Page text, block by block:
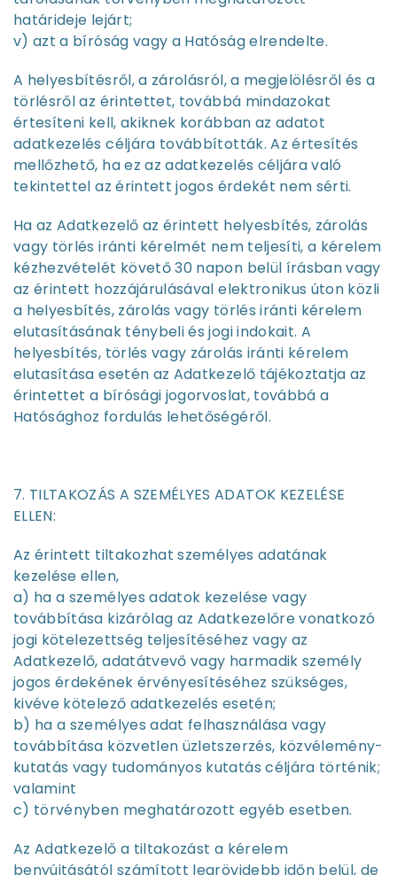
határideje lejárt;
v) azt a bíróság vagy a Hatóság elrendelte.
A helyesbítésről, a zárolásról, a megjelölésről és a
törlésről az érintettet, továbbá mindazokat
értesíteni kell, akiknek korábban az adatot
adatkezelés céljára továbbították. Az értesítés
mellőzhető, ha ez az adatkezelés céljára való
tekintettel az érintett jogos érdekét nem sérti.
Ha az Adatkezelő az érintett helyesbítés, zárolás
vagy törlés iránti kérelmét nem teljesíti, a kérelem
kézhezvételét követő 30 napon belül írásban vagy
az érintett hozzájárulásával elektronikus úton közli
a helyesbítés, zárolás vagy törlés iránti kérelem
elutasításának ténybeli és jogi indokait. A
helyesbítés, törlés vagy zárolás iránti kérelem
elutasítása esetén az Adatkezelő tájékoztatja az
érintettet a bírósági jogorvoslat, továbbá a
Hatósághoz fordulás lehetőségéről.
7. TILTAKOZÁS A SZEMÉLYES ADATOK KEZELÉSE
ELLEN:
Az érintett tiltakozhat személyes adatának
kezelése ellen,
a) ha a személyes adatok kezelése vagy
továbbítása kizárólag az Adatkezelőre vonatkozó
jogi kötelezettség teljesítéséhez vagy az
Adatkezelő, adatátvevő vagy harmadik személy
jogos érdekének érvényesítéséhez szükséges,
kivéve kötelező adatkezelés esetén;
b) ha a személyes adat felhasználása vagy
továbbítása közvetlen üzletszerzés, közvélemény-
kutatás vagy tudományos kutatás céljára történik;
valamint
c) törvényben meghatározott egyéb esetben.
Az Adatkezelő a tiltakozást a kérelem
benyújtásától számított legrövidebb időn belül, de